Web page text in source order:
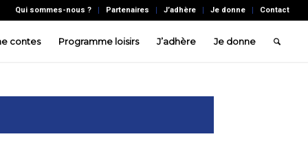
Qui sommes-nous ? Partenaires J’adhère Je donne Contact
contes Programme loisirs J’adhère Je donne